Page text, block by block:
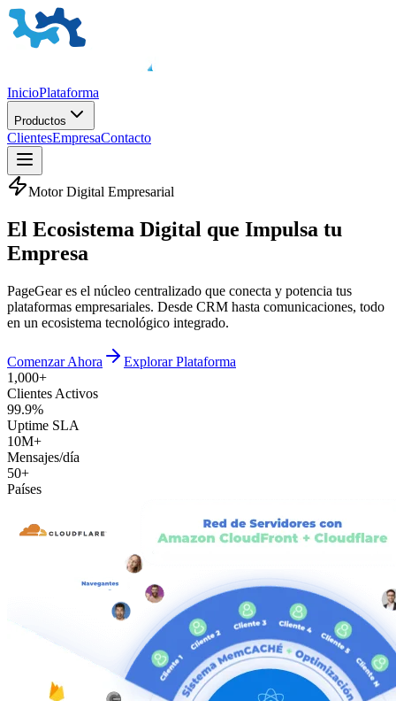
InicioPlataforma
Productos
ClientesEmpresaContacto
Motor Digital Empresarial
El Ecosistema Digital que Impulsa tu
Empresa
PageGear es el núcleo centralizado que conecta y potencia tus
plataformas empresariales. Desde CRM hasta comunicaciones, todo
en un ecosistema tecnológico integrado.
Comenzar Ahora
Explorar Plataforma
1,000+
Clientes Activos
99.9%
Uptime SLA
10M+
Mensajes/día
50+
Países